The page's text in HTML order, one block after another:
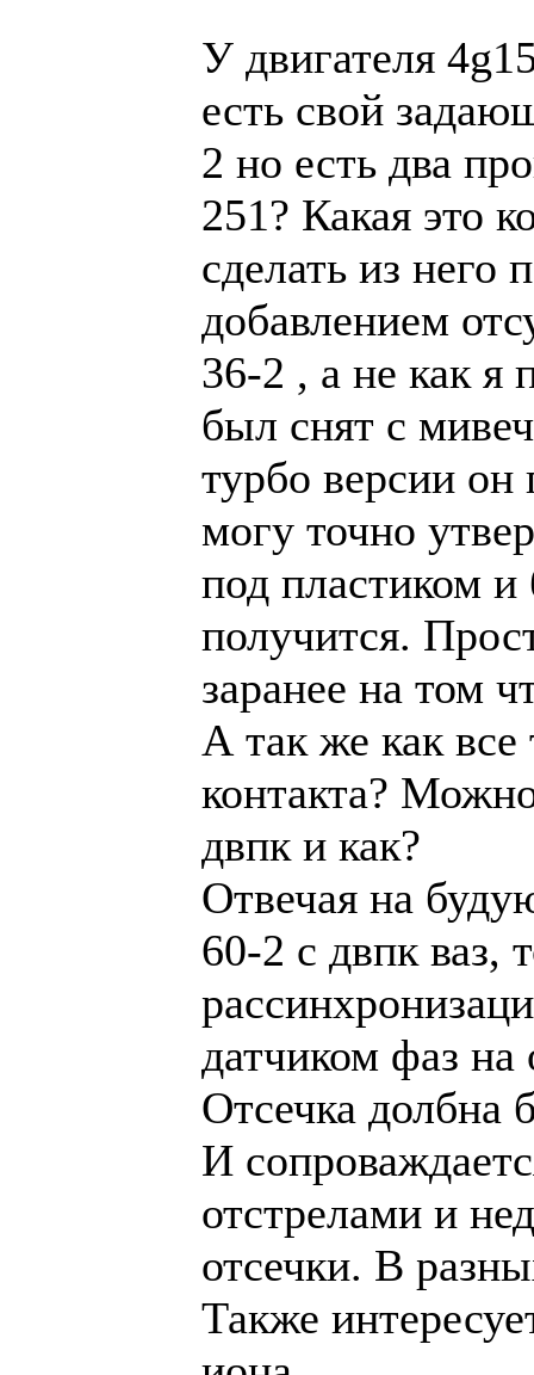
У двигателя
есть свой
2 но есть два
251? Какая это
сделать из
добавлением
36-2 , а не как
был снят с
турбо версии
могу точно
под пластиком и
получится.
заранее на том
А так же как все
контакта?
двпк и как?
Отвечая на
60-2 с двпк ваз,
датчиком фаз на
Отсечка долбна
И
отстрелами и
отсечки. В
Также